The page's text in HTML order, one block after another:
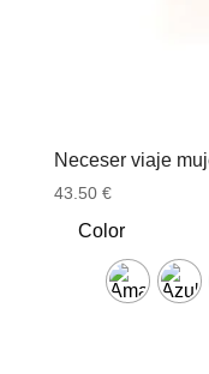
Neceser viaje
43.50 €
Color